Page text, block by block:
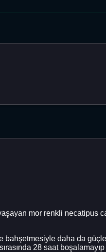
mor renkli necatipus
bahşetmesiyle daha da
28 saat